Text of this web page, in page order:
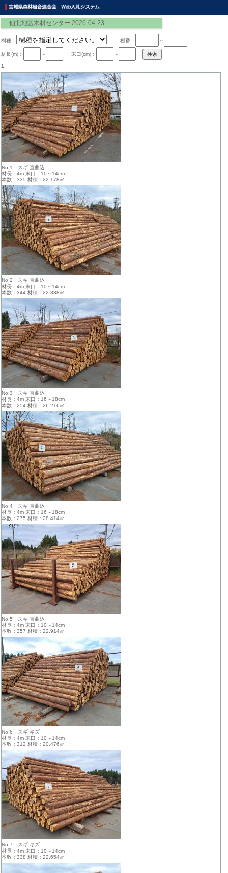
仙北地区木材センター 2026-04-23
樹種： 椪番： ～
材長(m)： ～ 末口(cm)： ～
1
No:1 スギ 直曲込
材長：4m 末口：10～14cm
本数：335 材積：22.178㎥
No:2 スギ 直曲込
材長：4m 末口：10～14cm
本数：344 材積：22.838㎥
No:3 スギ 直曲込
材長：4m 末口：16～18cm
本数：254 材積：26.216㎥
No:4 スギ 直曲込
材長：4m 末口：16～18cm
本数：275 材積：28.414㎥
No:5 スギ 直曲込
材長：4m 末口：10～14cm
本数：357 材積：22.914㎥
No:6 スギ キズ
材長：4m 末口：10～14cm
本数：312 材積：20.476㎥
No:7 スギ キズ
材長：4m 末口：10～14cm
本数：338 材積：22.654㎥